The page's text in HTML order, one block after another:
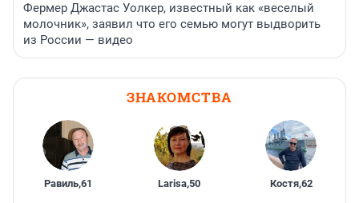
Фермер Джастас Уолкер, известный как «веселый
молочник», заявил что его семью могут выдворить
из России — видео
ЗНАКОМСТВА
Равиль,61 Larisa,50 Костя,62